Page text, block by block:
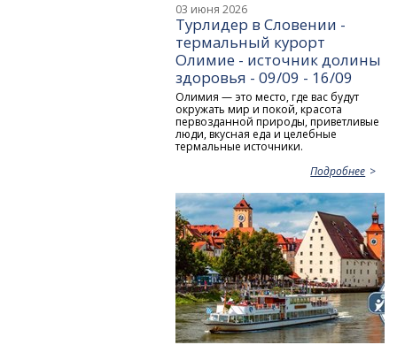
03 июня 2026
Турлидер в Словении -
термальный курорт
Олимие - источник долины
здоровья - 09/09 - 16/09
Олимия — это место, где вас будут
окружать мир и покой, красота
первозданной природы, приветливые
люди, вкусная еда и целебные
термальные источники.
Подробнее